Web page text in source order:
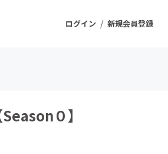
ログイン / 新規会員登録
０】